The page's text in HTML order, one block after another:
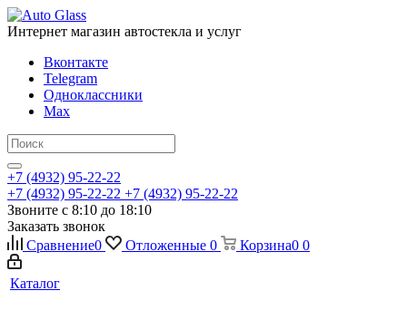
Интернет магазин автостекла и услуг
Вконтакте
Telegram
Одноклассники
Max
+7 (4932) 95-22-22
+7 (4932) 95-22-22 +7 (4932) 95-22-22
Звоните с 8:10 до 18:10
Заказать звонок
Сравнение0 Отложенные 0 Корзина0 0
Каталог